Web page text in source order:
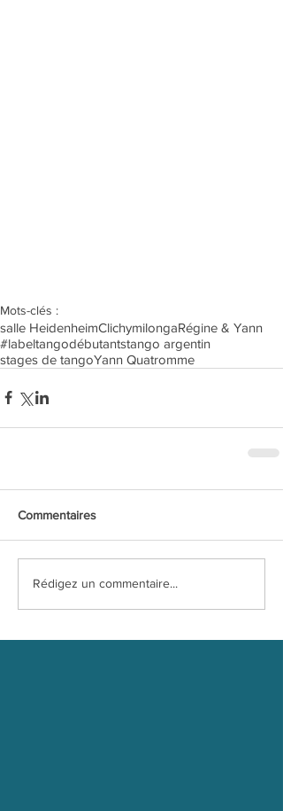
Mots-clés :
salle HeidenheimClichymilongaRégine & Yann
#labeltangodébutantstango argentin
stages de tangoYann Quatromme
Commentaires
Rédigez un commentaire...